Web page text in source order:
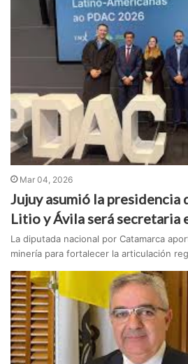
Mar 04, 2026
Jujuy asumió la presidencia
Litio y Ávila será secretaria
La diputada nacional por Catamarca
minería para fortalecer la articulación